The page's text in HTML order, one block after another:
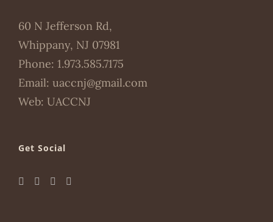
60 N Jefferson Rd,
Whippany, NJ 07981
Phone: 1.973.585.7175
Email: uaccnj@gmail.com
Web: UACCNJ
Get Social